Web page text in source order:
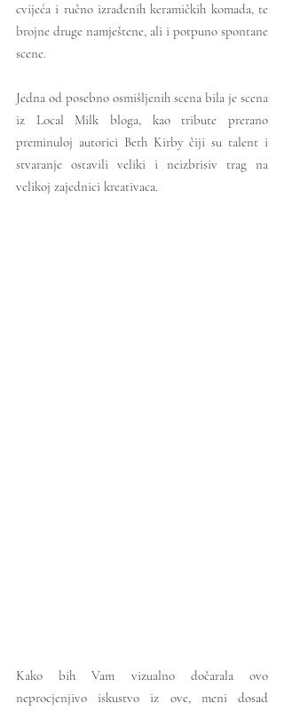
cvijeća i ručno izrađenih keramičkih komada, te
brojne druge namještene, ali i potpuno spontane
scene.
Jedna od posebno osmišljenih scena bila je scena
iz Local Milk bloga, kao tribute prerano
preminuloj autorici Beth Kirby čiji su talent i
stvaranje ostavili veliki i neizbrisiv trag na
velikoj zajednici kreativaca.
Kako bih Vam vizualno dočarala ovo
neprocjenjivo iskustvo iz ove, meni dosad